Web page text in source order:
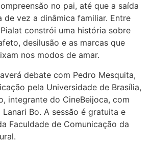
no pai, até que a saída
de vez a dinâmica familiar. Entre
constrói uma história sobre
desilusão e as marcas que
nos modos de amar.
debate com Pedro Mesquita,
pela Universidade de Brasília,
integrante do CineBeijoca, com
Bo. A sessão é gratuita e
Faculdade de Comunicação da